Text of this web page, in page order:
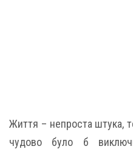
Життя – непроста штука,
чудово було б